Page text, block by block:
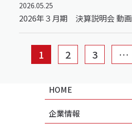
2026.05.25
2026年３月期 決算説明会 動画
1 2 3 …
HOME
企業情報